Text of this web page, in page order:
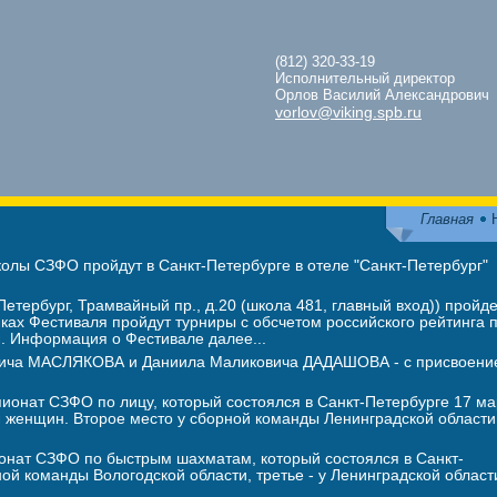
(812) 320-33-19
Исполнительный директор
Орлов Василий Александрович
vorlov@viking.spb.ru
Главная
СЗФО пройдут в Санкт-Петербурге в отеле "Санкт-Петербург"
Трамвайный пр., д.20 (школа 481, главный вход))
пройдут турниры с обсчетом российского рейтинга
Информация о Фестивале далее...
МАСЛЯКОВА и Даниила Маликовича ДАДАШОВА - с
СЗФО по лицу, который состоялся в Санкт-Петербурге 17
Второе место у сборной команды Ленинградской
СЗФО по быстрым шахматам, который состоялся в Санкт-
команды Вологодской области, третье - у Ленинградской